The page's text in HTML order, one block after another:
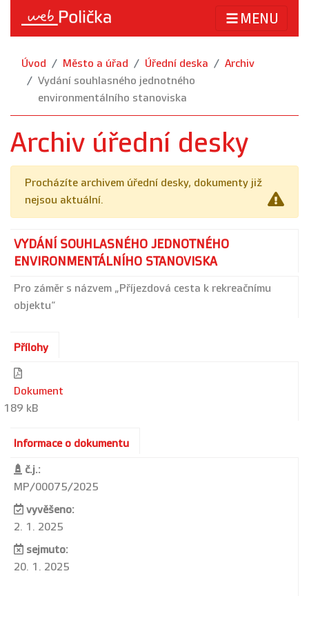
MENU
Úvod Město a úřad Úřední deska
Archiv
Vydání souhlasného jednotného
environmentálního stanoviska
Archiv úřední desky
Procházíte archivem úřední desky, dokumenty již
nejsou aktuální.
VYDÁNÍ SOUHLASNÉHO JEDNOTNÉHO
ENVIRONMENTÁLNÍHO STANOVISKA
Pro záměr s názvem „Příjezdová cesta k rekreačnímu
objektu“
Přílohy
Dokument
189 kB
Informace o dokumentu
č.j.:
MP/00075/2025
vyvěšeno:
2. 1. 2025
sejmuto:
20. 1. 2025